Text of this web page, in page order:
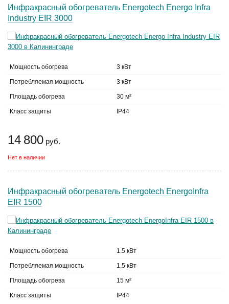
Инфракрасный обогреватель Energotech Energo Infra
Industry EIR 3000
Мощность обогрева 3 кВт
Потребляемая мощность 3 кВт
Площадь обогрева 30 м²
Класс защиты IP44
14 800 руб.
Нет в наличии
Инфракрасный обогреватель Energotech EnergoInfra
EIR 1500
Мощность обогрева 1.5 кВт
Потребляемая мощность 1.5 кВт
Площадь обогрева 15 м²
Класс защиты IP44